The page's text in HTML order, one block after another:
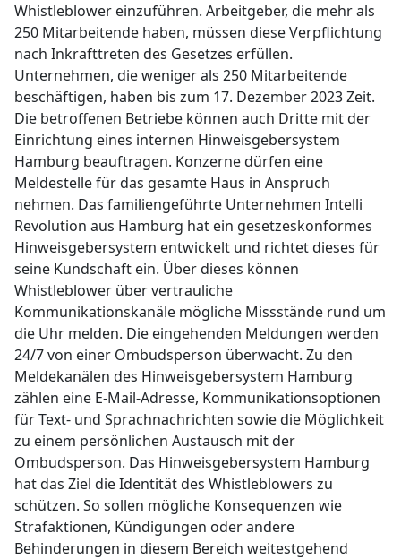
Whistleblower einzuführen. Arbeitgeber, die mehr als
250 Mitarbeitende haben, müssen diese Verpflichtung
nach Inkrafttreten des Gesetzes erfüllen.
Unternehmen, die weniger als 250 Mitarbeitende
beschäftigen, haben bis zum 17. Dezember 2023 Zeit.
Die betroffenen Betriebe können auch Dritte mit der
Einrichtung eines internen Hinweisgebersystem
Hamburg beauftragen. Konzerne dürfen eine
Meldestelle für das gesamte Haus in Anspruch
nehmen. Das familiengeführte Unternehmen Intelli
Revolution aus Hamburg hat ein gesetzeskonformes
Hinweisgebersystem entwickelt und richtet dieses für
seine Kundschaft ein. Über dieses können
Whistleblower über vertrauliche
Kommunikationskanäle mögliche Missstände rund um
die Uhr melden. Die eingehenden Meldungen werden
24/7 von einer Ombudsperson überwacht. Zu den
Meldekanälen des Hinweisgebersystem Hamburg
zählen eine E-Mail-Adresse, Kommunikationsoptionen
für Text- und Sprachnachrichten sowie die Möglichkeit
zu einem persönlichen Austausch mit der
Ombudsperson. Das Hinweisgebersystem Hamburg
hat das Ziel die Identität des Whistleblowers zu
schützen. So sollen mögliche Konsequenzen wie
Strafaktionen, Kündigungen oder andere
Behinderungen in diesem Bereich weitestgehend